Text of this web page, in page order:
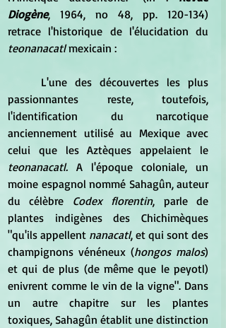
Diogène, 1964, no 48, pp. 120-134)
teonanacatl mexicain :
passionnantes reste, toutefois,
l'identification du narcotique
anciennement utilisé au Mexique avec
teonanacatl. A l'époque coloniale, un
moine espagnol nommé Sahagûn, auteur
du célèbre Codex florentin, parle de
plantes indigènes des Chichimèques
"qu'ils appellent nanacatl, et qui sont des
champignons vénéneux (hongos malos)
et qui de plus (de même que le peyotl)
enivrent comme le vin de la vigne". Dans
un autre chapitre sur les plantes
toxiques, Sahagûn établit une distinction